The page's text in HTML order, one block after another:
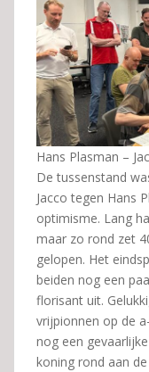
Hans Plasman –
De tussenstand
Jacco tegen Hans
optimisme. Lang
maar zo rond zet
gelopen. Het
beiden nog een
florisant uit.
vrijpionnen op de
nog een
koning rond aan